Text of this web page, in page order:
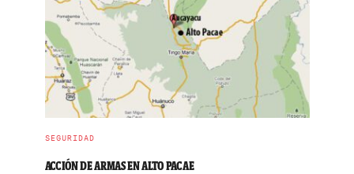
SEGURIDAD
ACCIÓN DE ARMAS EN ALTO PACAE